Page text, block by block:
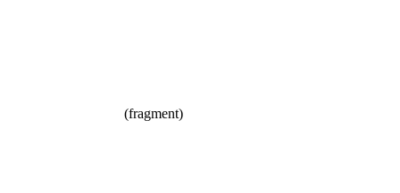
(fragment)